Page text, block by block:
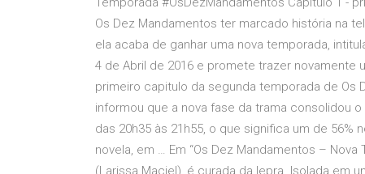
Os Dez Mandamentos ter marcado história na
ela acaba de ganhar uma nova temporada,
4 de Abril de 2016 e promete trazer novamente
primeiro capitulo da segunda temporada de Os
informou que a nova fase da trama consolidou
das 20h35 às 21h55, o que significa um de
novela, em … Em “Os Dez Mandamentos –
(Larissa Maciel), é curada da lepra. Isolada em